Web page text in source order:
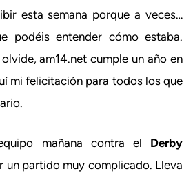
esta semana porque a veces…
podéis entender cómo estaba.
am14.net cumple un año en
mi felicitación para todos los que
mañana contra el Derby
un partido muy complicado. Lleva